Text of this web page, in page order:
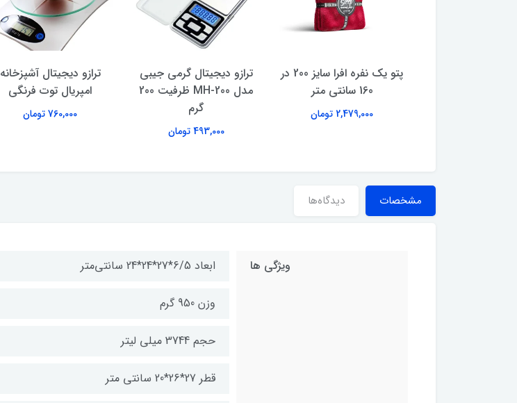
پتو یک نفره افرا سایز 200 در
160 سانتی متر
2,479,000 تومان
ترازو دیجیتال گرمی جیبی
مدل MH-200 ظرفیت 200
گرم
493,000 تومان
ترازو دیجیتال آشپزخانه
امپریال توت فرنگی
760,000 تومان
مشخصات دیدگاه‌ها
ویژگی ها ابعاد 6/5*27*24*24 سانتی‌متر
وزن 950 گرم
حجم 3744 میلی لیتر
قطر 27*26*20 سانتی متر